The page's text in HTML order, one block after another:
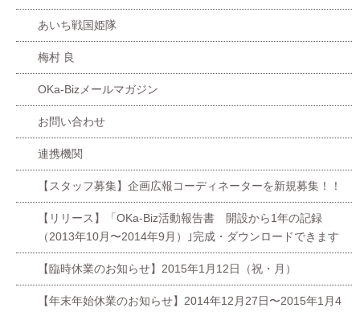
あいち戦国姫隊
梅村 良
OKa-Bizメールマガジン
お問い合わせ
連携機関
【スタッフ募集】企画広報コーディネーターを新規募集！！
【リリース】「OKa-Biz活動報告書 開設から1年の記録
（2013年10月〜2014年9月）｣完成・ダウンロードできます
【臨時休業のお知らせ】2015年1月12日（祝・月）
【年末年始休業のお知らせ】2014年12月27日〜2015年1月4